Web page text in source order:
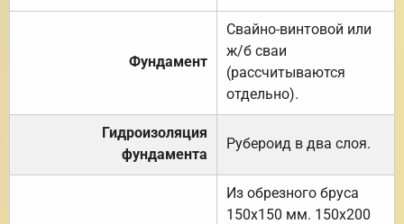
Фундамент
Свайно-винтовой или
ж/б сваи
(рассчитываются
отдельно).
Гидроизоляция
фундамента
Рубероид в два слоя.
Из обрезного бруса
150х150 мм. 150х200